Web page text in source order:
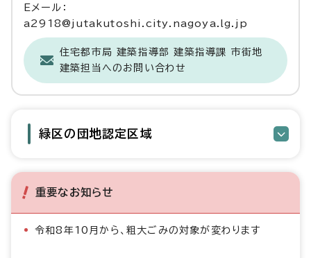
Eメール：
a2918@jutakutoshi.city.nagoya.lg.jp
住宅都市局 建築指導部 建築指導課 市街地
建築担当へのお問い合わせ
緑区の団地認定区域
重要なお知らせ
令和8年10月から、粗大ごみの対象が変わります